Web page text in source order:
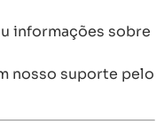
informações sobre
nosso suporte pelo